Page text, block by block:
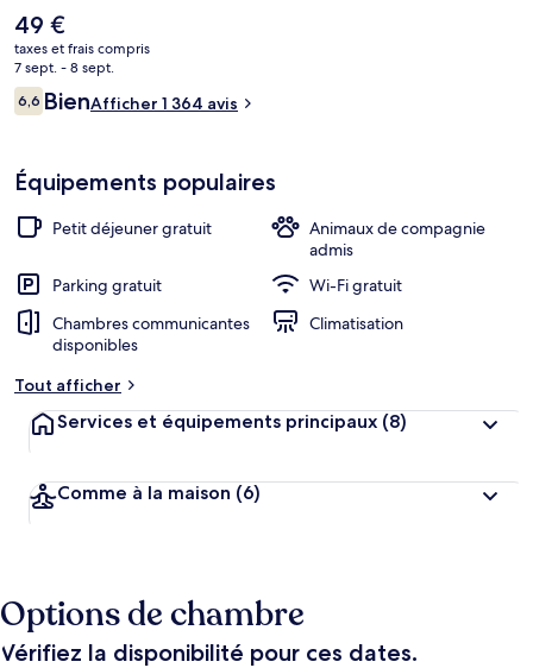
l'hébergement, vous aurez également vite rejoint des sites comme
Hôpital de l'Université d'Alberta et Centre-ville d'Edmonton. Les
autres voyageurs adorent le personnel attentionné.
Le
prix
actuel
est
de
49 €
taxes et frais compris
7 sept. - 8 sept.
Avis
voyageurs
6,66,6 sur 10
BienAfficher 1 364 avis
Équipements populaires
Petit déjeuner gratuit
Animaux de compagnie
admis
Parking gratuit
Wi-Fi gratuit
Chambres communicantes
disponibles
Climatisation
Tout afficher
Services et équipements principaux (8)
Comme à la maison (6)
Options de chambre
Vérifiez la disponibilité pour ces dates.